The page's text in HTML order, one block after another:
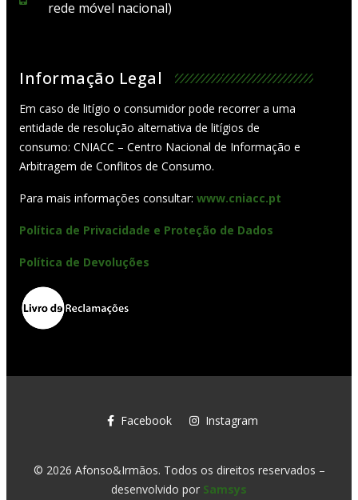
rede móvel nacional)
Informação Legal
Em caso de litígio o consumidor pode recorrer a uma
entidade de resolução alternativa de litígios de
consumo: CNIACC – Centro Nacional de Informação e
Arbitragem de Conflitos de Consumo.
Para mais informações consultar: www.cniacc.pt
Política de Privacidade e Proteção de Dados
Política de Devoluções
© 2026 Afonso&Irmãos. Todos os direitos reservados –
desenvolvido por Samsys
Facebook Instagram